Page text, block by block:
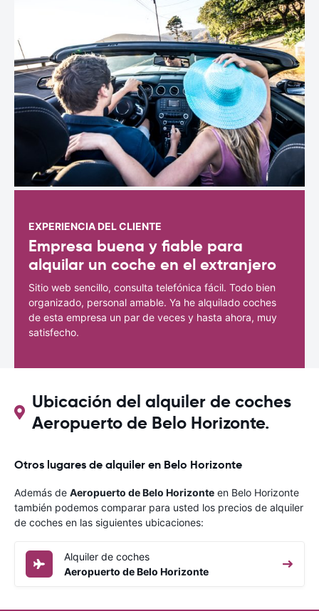
EXPERIENCIA DEL CLIENTE
Empresa buena y fiable para
alquilar un coche en el extranjero
Sitio web sencillo, consulta telefónica fácil. Todo bien
organizado, personal amable. Ya he alquilado coches
de esta empresa un par de veces y hasta ahora, muy
satisfecho.
Ubicación del alquiler de coches
Aeropuerto de Belo Horizonte.
Otros lugares de alquiler en Belo Horizonte
Además de Aeropuerto de Belo Horizonte en Belo Horizonte
también podemos comparar para usted los precios de alquiler
de coches en las siguientes ubicaciones:
Alquiler de coches
Aeropuerto de Belo Horizonte